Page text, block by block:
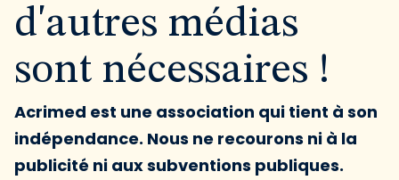
d'autres médias
sont nécessaires !
Acrimed est une association qui tient à son
indépendance. Nous ne recourons ni à la
publicité ni aux subventions publiques.